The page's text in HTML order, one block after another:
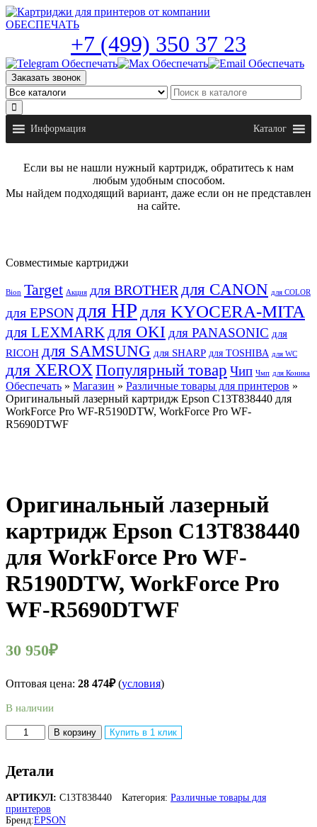
Skip
to
+7 (499) 350 37 23
Заказать звонок
Информация Каталог
Если вы не нашли нужный картридж, обратитесь к нам
любым удобным способом.
Мы найдем подходящий вариант, даже если он не представлен
на сайте.
Совместимые картриджи
Bion Target Акция для BROTHER для CANON для COLOR
для EPSON для HP для KYOCERA-MITA
для LEXMARK для OKI для PANASONIC для
RICOH для SAMSUNG для SHARP для TOSHIBA для WC
для XEROX Популярный товар Чип Чмп для Коника
Обеспечать » Магазин » Различные товары для принтеров »
Оригинальный лазерный картридж Epson C13T838440 для
WorkForce Pro WF-R5190DTW, WorkForce Pro WF-
R5690DTWF
Оригинальный лазерный
картридж Epson C13T838440
для WorkForce Pro WF-
R5190DTW, WorkForce Pro
WF-R5690DTWF
30 950₽
Оптовая цена: 28 474₽(условия)
В наличии
Количество
товара
лазерный
картридж
Epson
C13T838440
для
В корзину Купить в 1 клик
Детали
АРТИКУЛ: C13T838440 Категория: Различные товары для
принтеров
Бренд:EPSON